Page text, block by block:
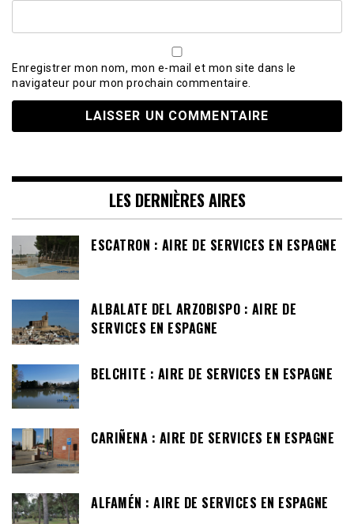
Enregistrer mon nom, mon e-mail et mon site dans le
navigateur pour mon prochain commentaire.
LES DERNIÈRES AIRES
ESCATRON : AIRE DE SERVICES EN ESPAGNE
ALBALATE DEL ARZOBISPO : AIRE DE
SERVICES EN ESPAGNE
BELCHITE : AIRE DE SERVICES EN ESPAGNE
CARIÑENA : AIRE DE SERVICES EN ESPAGNE
ALFAMÉN : AIRE DE SERVICES EN ESPAGNE